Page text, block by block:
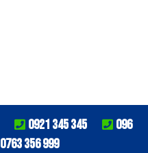
0921 345 345
096
0763 356 999